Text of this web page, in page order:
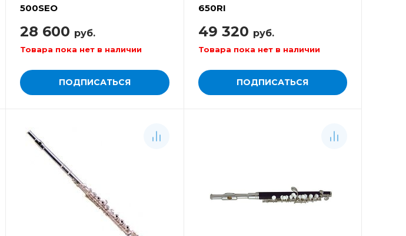
500SEO
28 600 руб.
Товара пока нет в наличии
ПОДПИСАТЬСЯ
650RI
49 320 руб.
Товара пока нет в наличии
ПОДПИСАТЬСЯ